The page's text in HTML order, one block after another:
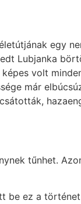
egy
Lubjanka
volt
már
tűnhet.
be ez a